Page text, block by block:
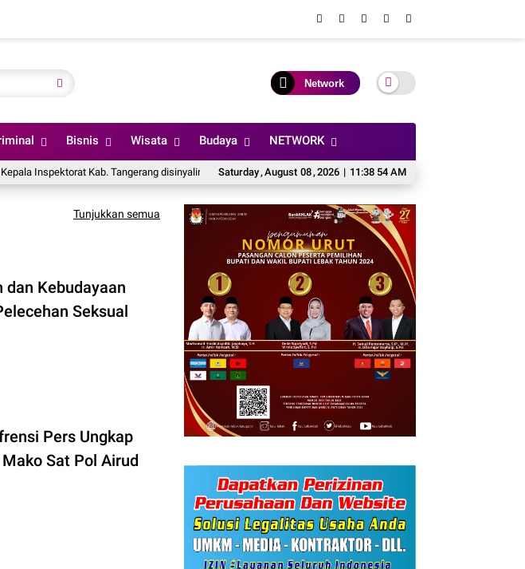
Network
Bisnis Wisata Budaya NETWORK
Saturday,August 08,2026 | 11:38 55 AM
Kab. Tangerang disinyalir Bersikap Mendua Dalam Memberikan Penjelasan Rocky Bayu Kamajaya
Tunjukkan semua
dan Kebudayaan
Seksual
Pers Ungkap